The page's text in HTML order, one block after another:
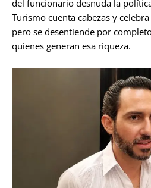
del funcionario desnuda la
Turismo cuenta cabezas y
pero se desentiende por
quienes generan esa riqueza.